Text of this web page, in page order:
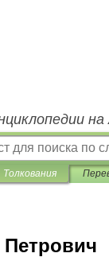
Толкования
Петрович